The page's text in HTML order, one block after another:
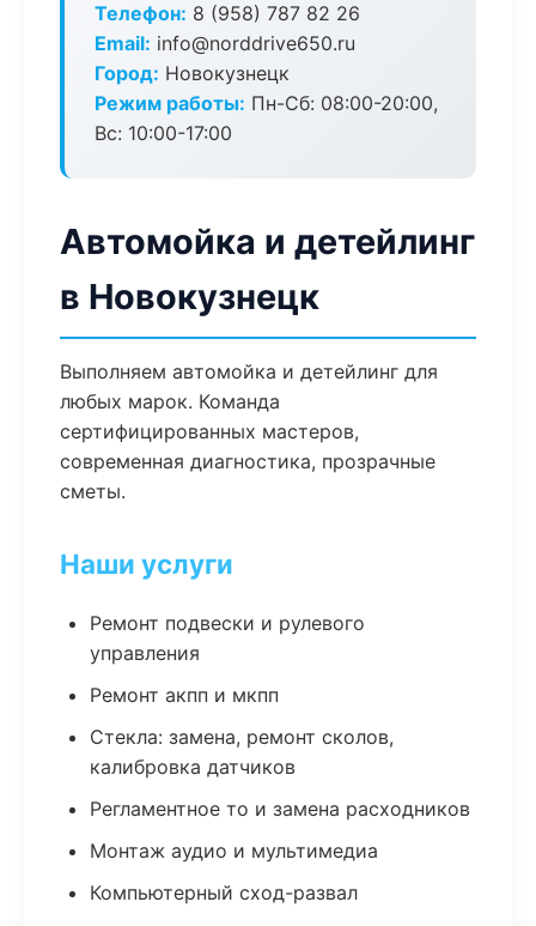
Телефон: 8 (958) 787 82 26
Email: info@norddrive650.ru
Город: Новокузнецк
Режим работы: Пн-Сб: 08:00-20:00,
Вс: 10:00-17:00
Автомойка и детейлинг
в Новокузнецк
Выполняем автомойка и детейлинг для
любых марок. Команда
сертифицированных мастеров,
современная диагностика, прозрачные
сметы.
Наши услуги
Ремонт подвески и рулевого
управления
Ремонт акпп и мкпп
Стекла: замена, ремонт сколов,
калибровка датчиков
Регламентное то и замена расходников
Монтаж аудио и мультимедиа
Компьютерный сход-развал